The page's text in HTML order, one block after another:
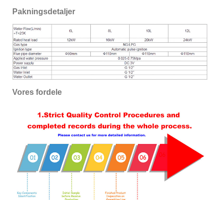
Pakningsdetaljer
Vores fordele